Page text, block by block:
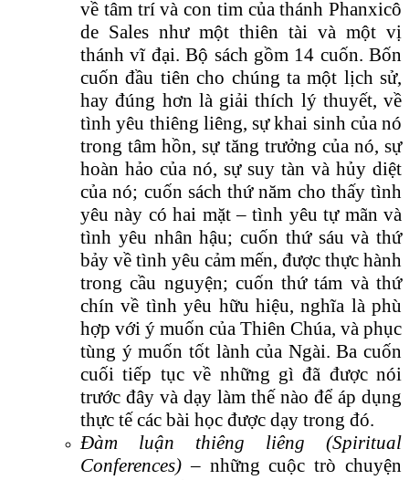
về tâm trí và con tim của thánh Phanxicô
de Sales như một thiên tài và một vị
thánh vĩ đại. Bộ sách gồm 14 cuốn. Bốn
cuốn đầu tiên cho chúng ta một lịch sử,
hay đúng hơn là giải thích lý thuyết, về
tình yêu thiêng liêng, sự khai sinh của nó
trong tâm hồn, sự tăng trưởng của nó, sự
hoàn hảo của nó, sự suy tàn và hủy diệt
của nó; cuốn sách thứ năm cho thấy tình
yêu này có hai mặt – tình yêu tự mãn và
tình yêu nhân hậu; cuốn thứ sáu và thứ
bảy về tình yêu cảm mến, được thực hành
trong cầu nguyện; cuốn thứ tám và thứ
chín về tình yêu hữu hiệu, nghĩa là phù
hợp với ý muốn của Thiên Chúa, và phục
tùng ý muốn tốt lành của Ngài. Ba cuốn
cuối tiếp tục về những gì đã được nói
trước đây và dạy làm thế nào để áp dụng
thực tế các bài học được dạy trong đó.
Đàm luận thiêng liêng (Spiritual
Conferences) – những cuộc trò chuyện